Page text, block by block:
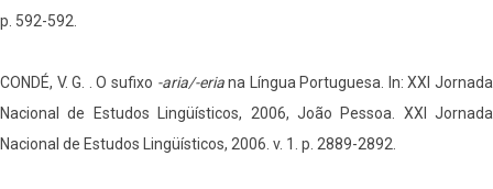
p. 592-592.
CONDÉ, V. G. . O sufixo -aria/-eriana Língua Portuguesa. In: XXI Jornada
Nacional de Estudos Lingüísticos, 2006, João Pessoa. XXI Jornada
Nacional de Estudos Lingüísticos, 2006. v. 1. p. 2889-2892.